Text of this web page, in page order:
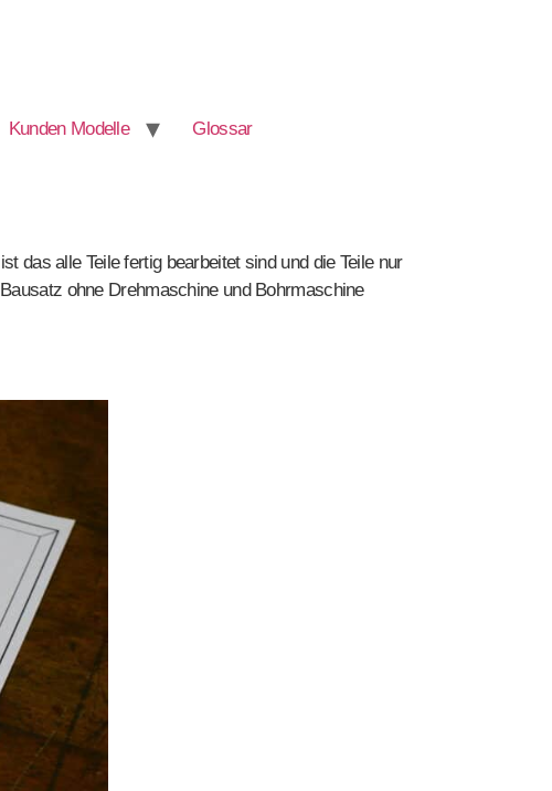
Kunden Modelle Glossar
das alle Teile fertig bearbeitet sind und die Teile nur
ohne Drehmaschine und Bohrmaschine